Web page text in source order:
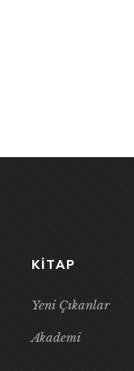
KITAP
Yeni Çıkanlar
Akademi